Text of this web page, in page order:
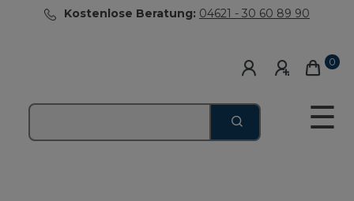
Kostenlose Beratung: 04621 - 30 60 89 90
0
☰